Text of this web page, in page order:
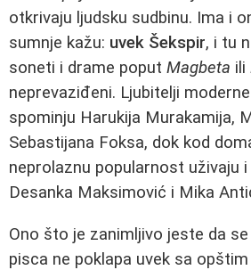
otkrivaju ljudsku sudbinu. Ima i
sumnje kažu: uvek Šekspir, i tu
soneti i drame poput Magbeta ili
neprevaziđeni. Ljubitelji
spominju Harukija Murakamija,
Sebastijana Foksa, dok kod
neprolaznu popularnost uživaju
Desanka Maksimović i Mika
Ono što je zanimljivo jeste da
pisca ne poklapa uvek sa